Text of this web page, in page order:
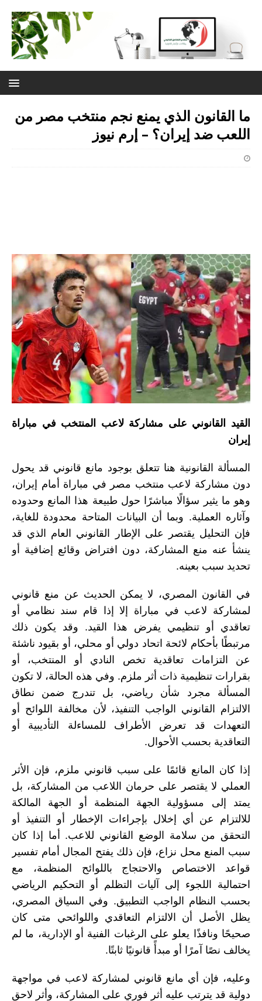
ما القانون الذي يمنع نجم منتخب مصر من
اللعب ضد إيران؟ – إرم نيوز
القيد القانوني على مشاركة لاعب المنتخب في مباراة
إيران
المسألة القانونية هنا تتعلق بوجود مانع قانوني قد يحول
دون مشاركة لاعب منتخب مصر في مباراة أمام إيران،
وهو ما يثير سؤالًا مباشرًا حول طبيعة هذا المانع وحدوده
وآثاره العملية. وبما أن البيانات المتاحة محدودة للغاية،
فإن التحليل يقتصر على الإطار القانوني العام الذي قد
ينشأ عنه منع المشاركة، دون افتراض وقائع إضافية أو
تحديد سبب بعينه.
في القانون المصري، لا يمكن الحديث عن منع قانوني
لمشاركة لاعب في مباراة إلا إذا قام سند نظامي أو
تعاقدي أو تنظيمي يفرض هذا القيد. وقد يكون ذلك
مرتبطًا بأحكام لائحة اتحاد دولي أو محلي، أو بقيود ناشئة
عن التزامات تعاقدية تخص النادي أو المنتخب، أو
بقرارات تنظيمية ذات أثر ملزم. وفي هذه الحالة، لا تكون
المسألة مجرد شأن رياضي، بل تندرج ضمن نطاق
الالتزام القانوني الواجب التنفيذ، لأن مخالفة اللوائح أو
التعهدات قد تعرض الأطراف للمساءلة التأديبية أو
التعاقدية بحسب الأحوال.
إذا كان المانع قائمًا على سبب قانوني ملزم، فإن الأثر
العملي لا يقتصر على حرمان اللاعب من المشاركة، بل
يمتد إلى مسؤولية الجهة المنظمة أو الجهة المالكة
للالتزام عن أي إخلال بإجراءات الإخطار أو التنفيذ أو
التحقق من سلامة الوضع القانوني للاعب. أما إذا كان
سبب المنع محل نزاع، فإن ذلك يفتح المجال أمام تفسير
قواعد الاختصاص والاحتجاج باللوائح المنظمة، مع
احتمالية اللجوء إلى آليات التظلم أو التحكيم الرياضي
بحسب النظام الواجب التطبيق. وفي السياق المصري،
يظل الأصل أن الالتزام التعاقدي واللوائحي متى كان
صحيحًا ونافذًا يعلو على الرغبات الفنية أو الإدارية، ما لم
يخالف نصًا آمرًا أو مبدأً قانونيًا ثابتًا.
وعليه، فإن أي مانع قانوني لمشاركة لاعب في مواجهة
دولية قد يترتب عليه أثر فوري على المشاركة، وأثر لاحق